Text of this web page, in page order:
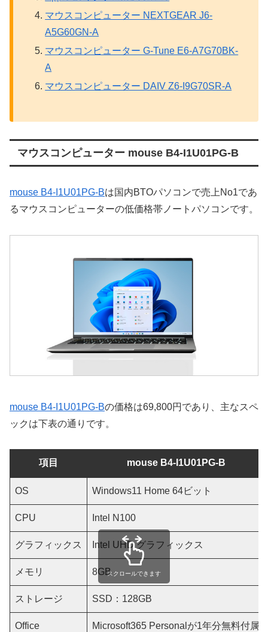
マウスコンピューター NEXTGEAR J6-
A5G60GN-A
マウスコンピューター G-Tune E6-A7G70BK-
A
マウスコンピューター DAIV Z6-I9G70SR-A
マウスコンピューター mouse B4-I1U01PG-B
mouse B4-I1U01PG-Bは国内BTOパソコンで売上No1であ
るマウスコンピューターの低価格帯ノートパソコンです。
mouse B4-I1U01PG-Bの価格は69,800円であり、主なスペ
ックは下表の通りです。
項目 mouse B4-I1U01PG-B
OS Windows11 Home 64ビット
CPU Intel N100
グラフィックス Intel UHD グラフィックス
メモリ 8GB
ストレージ SSD：128GB
Office Microsoft365 Personalが1年分無料付属
スクロールできます